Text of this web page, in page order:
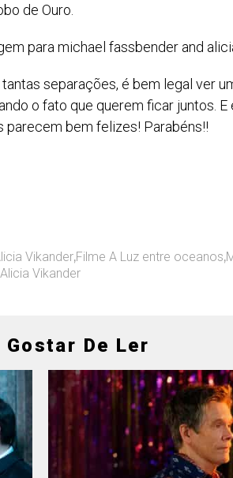
de Ouro.
tantas separações, é bem legal ver
o fato que querem ficar juntos.
parecem bem felizes! Parabéns!!
Vikander,Filme A Luz entre oceanos,
Vikander
Gostar De Ler